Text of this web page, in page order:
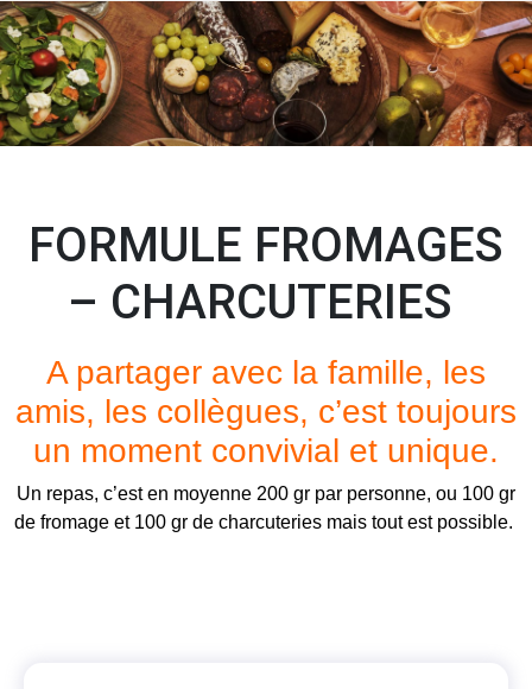
FORMULE FROMAGES
– CHARCUTERIES
A partager avec la famille, les
amis, les collègues, c’est toujours
un moment convivial et unique.
Un repas, c’est en moyenne 200 gr par personne, ou 100 gr
de fromage et 100 gr de charcuteries mais tout est possible.